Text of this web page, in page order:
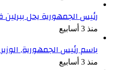
رئيس الجمهورية يحل ببرلين
منذ 3 أسابيع
باسم رئيس الجمهورية,
منذ 3 أسابيع